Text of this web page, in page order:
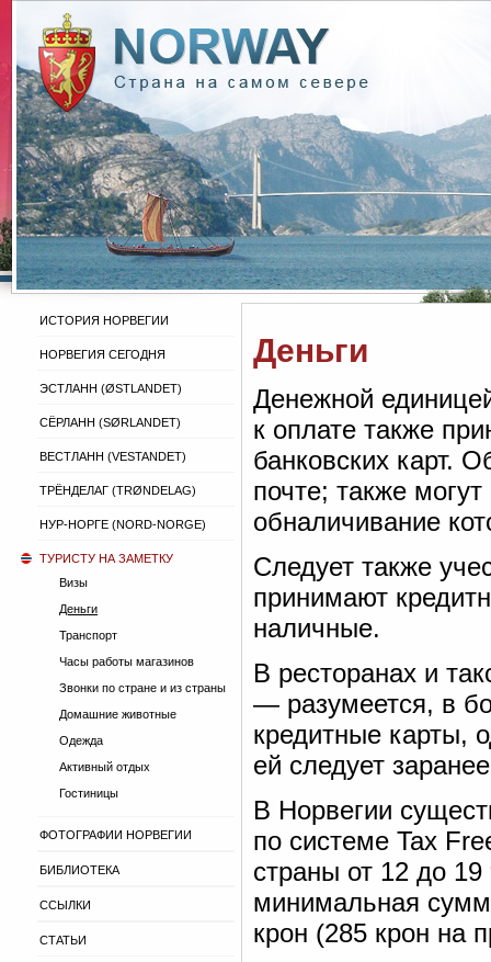
ИСТОРИЯ НОРВЕГИИ
НОРВЕГИЯ СЕГОДНЯ
ЭСТЛАНН (ØSTLANDET)
СЁРЛАНН (SØRLANDET)
ВЕСТЛАНН (VESTANDET)
ТРЁНДЕЛАГ (TRØNDELAG)
НУР-НОРГЕ (NORD-NORGE)
ТУРИСТУ НА ЗАМЕТКУ
Визы
Деньги
Транспорт
Часы работы магазинов
Звонки по стране и из страны
Домашние животные
Одежда
Активный отдых
Гостиницы
ФОТОГРАФИИ НОРВЕГИИ
БИБЛИОТЕКА
ССЫЛКИ
СТАТЬИ
Деньги
Денежной
к оплате также
банковских карт.
почте; также
обналичивание
Следует также
принимают
наличные.
В ресторанах и
— разумеется, в
кредитные карты,
ей следует
В Норвегии
по системе Tax
страны от 12 до
минимальная
крон (285 крон на